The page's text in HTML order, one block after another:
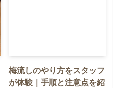
梅流しのやり方をスタッフ
が体験｜手順と注意点を紹